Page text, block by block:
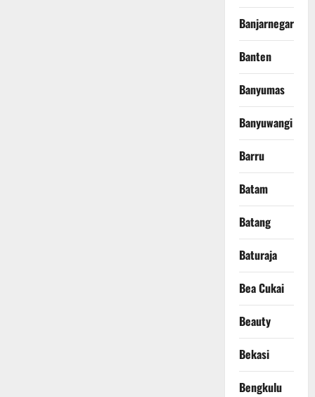
Banjarnegara
Banten
Banyumas
Banyuwangi
Barru
Batam
Batang
Baturaja
Bea Cukai
Beauty
Bekasi
Bengkulu